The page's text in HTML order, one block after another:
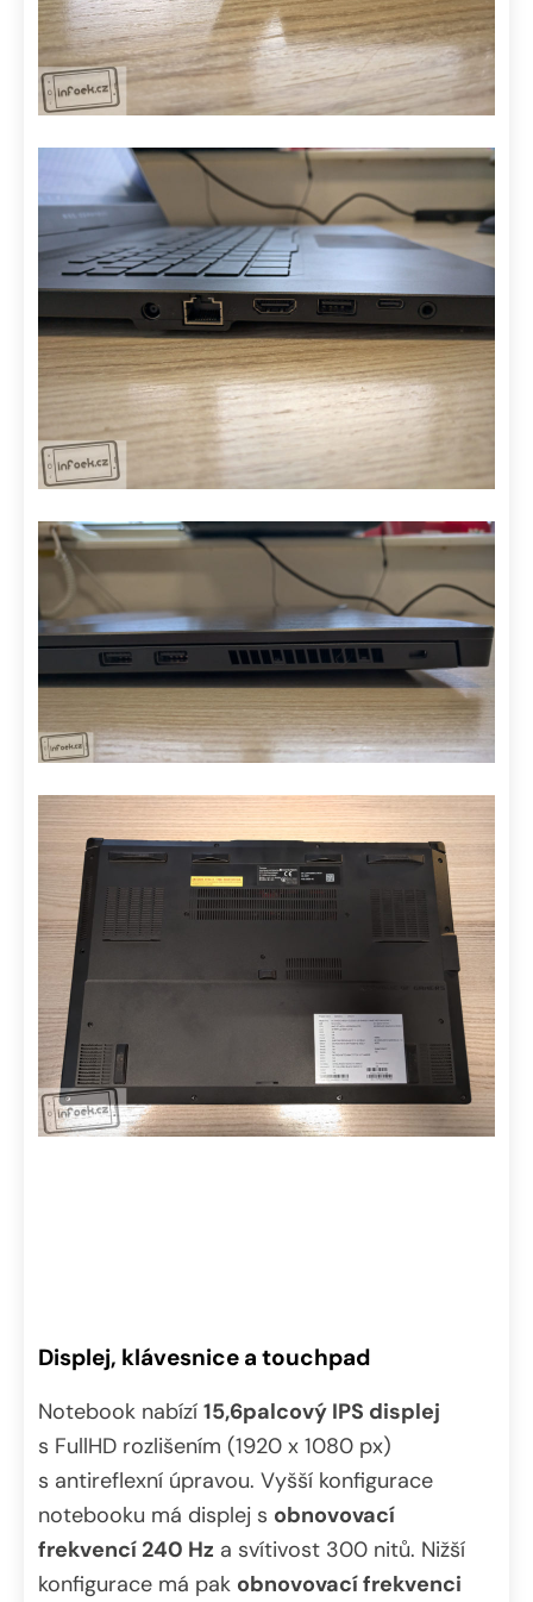
Displej, klávesnice a touchpad
Notebook nabízí 15,6palcový IPS displej
s FullHD rozlišením (1920 x 1080 px)
s antireflexní úpravou. Vyšší konfigurace
notebooku má displej s obnovovací
frekvencí 240 Hz a svítivost 300 nitů. Nižší
konfigurace má pak obnovovací frekvenci